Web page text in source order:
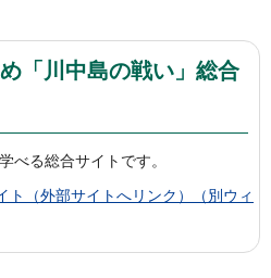
「川中島の戦い」総合
べる総合サイトです。
ト（外部サイトへリンク）（別ウィ